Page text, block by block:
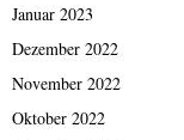
Januar 2023
Dezember 2022
November 2022
Oktober 2022